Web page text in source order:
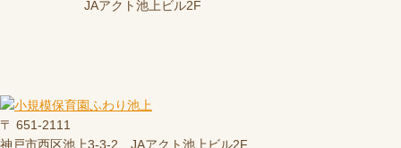
JAアクト池上ビル2F
〒 651-2111
神戸市西区池上3-3-2 JAアクト池上ビル2F